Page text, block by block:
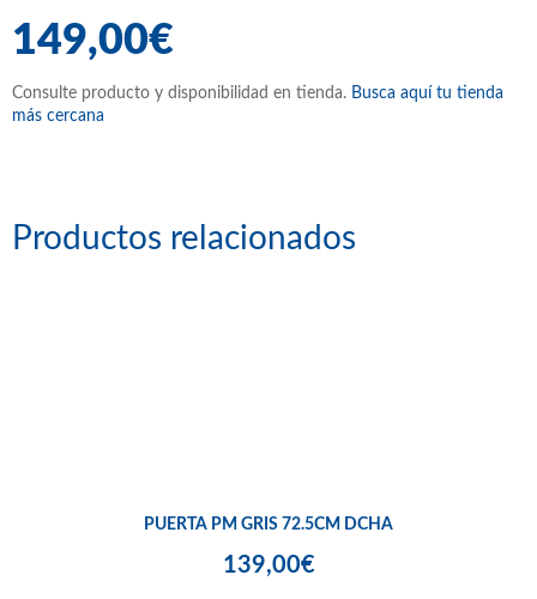
149,00€
Consulte producto y disponibilidad en tienda. Busca aquí tu tienda
más cercana
Productos relacionados
PUERTA PM GRIS 72.5CM DCHA
139,00€